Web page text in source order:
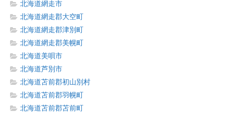
北海道網走市
北海道網走郡大空町
北海道網走郡津別町
北海道網走郡美幌町
北海道美唄市
北海道芦別市
北海道苫前郡初山別村
北海道苫前郡羽幌町
北海道苫前郡苫前町